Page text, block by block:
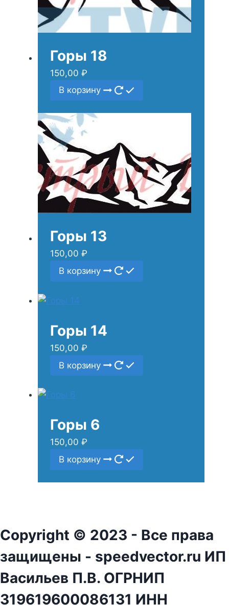
Горы 18
150,00 ₽
В корзину
Горы 13
150,00 ₽
В корзину
Горы 14
150,00 ₽
В корзину
Горы 6
150,00 ₽
В корзину
Copyright © 2023 - Все права
защищены - speedvector.ru ИП
Васильев П.В. ОГРНИП
319619600086131 ИНН